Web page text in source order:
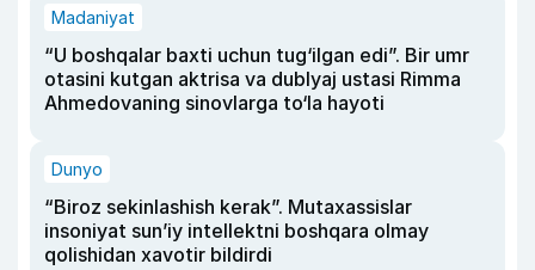
Madaniyat
“U boshqalar baxti uchun tug‘ilgan edi”. Bir umr
otasini kutgan aktrisa va dublyaj ustasi Rimma
Ahmedovaning sinovlarga to‘la hayoti
Dunyo
“Biroz sekinlashish kerak”. Mutaxassislar
insoniyat sun’iy intellektni boshqara olmay
qolishidan xavotir bildirdi